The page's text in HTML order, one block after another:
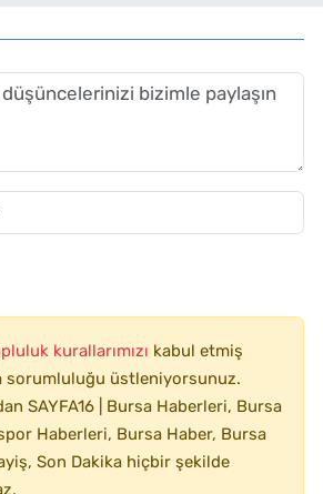
kurallarımızı kabul etmiş
sorumluluğu üstleniyorsunuz.
SAYFA16 | Bursa Haberleri, Bursa
Haberleri, Bursa Haber, Bursa
Son Dakika hiçbir şekilde